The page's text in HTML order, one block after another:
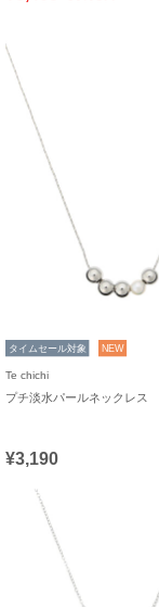
タイムセール対象 NEW
Te chichi
プチ淡水パールネックレス
¥3,190